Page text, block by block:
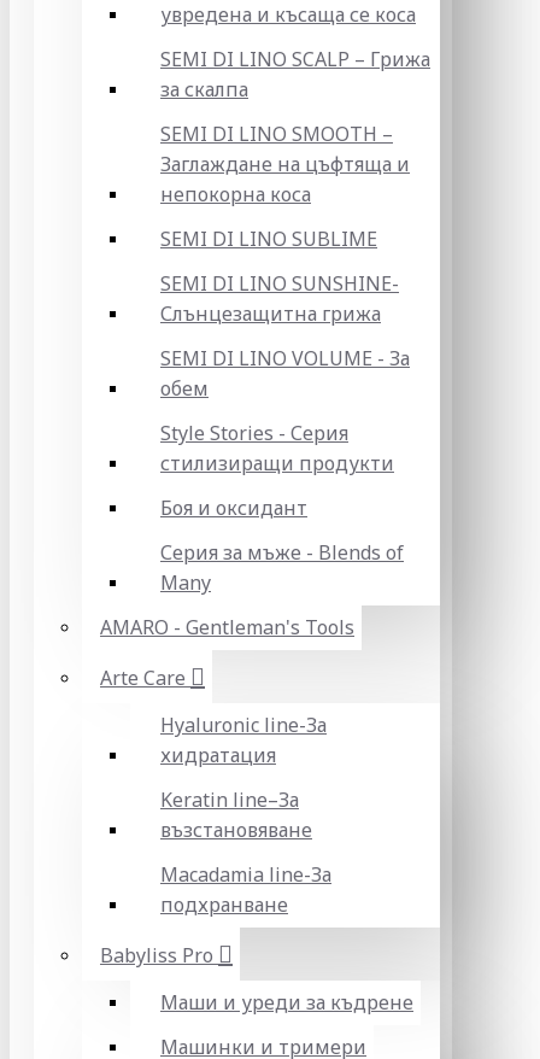
увредена и късаща се коса
SEMI DI LINO SCALP – Грижа
за скалпа
SEMI DI LINO SMOOTH –
Заглаждане на цъфтяща и
непокорна коса
SEMI DI LINO SUBLIME
SEMI DI LINO SUNSHINE-
Слънцезащитна грижа
SEMI DI LINO VOLUME - За
обем
Style Stories - Серия
стилизиращи продукти
Боя и оксидант
Серия за мъже - Blends of
Many
AMARO - Gentleman's Tools
Arte Care
Hyaluronic line-За
хидратация
Keratin line–За
възстановяване
Macadamia line-За
подхранване
Babyliss Pro
Маши и уреди за къдрене
Машинки и тримери